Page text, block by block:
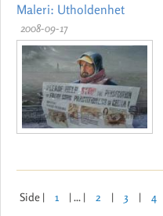
Maleri: Utholdenhet
2008-09-17
Side | 1 | ... | 2 | 3 | 4